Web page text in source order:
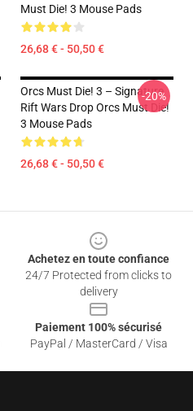
Must Die! 3 Mouse Pads
26,68 € - 50,50 €
Orcs Must Die! 3 – Signature
Rift Wars Drop Orcs Must Die!
3 Mouse Pads
26,68 € - 50,50 €
-20%
Achetez en toute confiance
24/7 Protected from clicks to
delivery
Paiement 100% sécurisé
PayPal / MasterCard / Visa